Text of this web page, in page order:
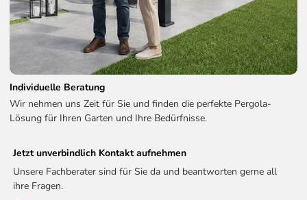
Individuelle Beratung
Wir nehmen uns Zeit für Sie und finden die perfekte Pergola-
Lösung für Ihren Garten und Ihre Bedürfnisse.
Jetzt unverbindlich Kontakt aufnehmen
Unsere Fachberater sind für Sie da und beantworten gerne all
ihre Fragen.